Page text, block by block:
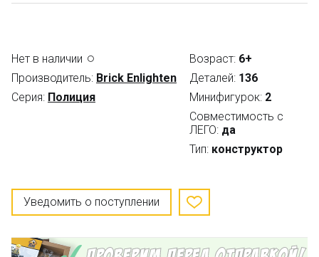
Нет в наличии
Производитель: Brick Enlighten
Серия: Полиция
Возраст: 6+
Деталей: 136
Минифигурок: 2
Совместимость с
ЛЕГО: да
Тип: конструктор
Уведомить о поступлении